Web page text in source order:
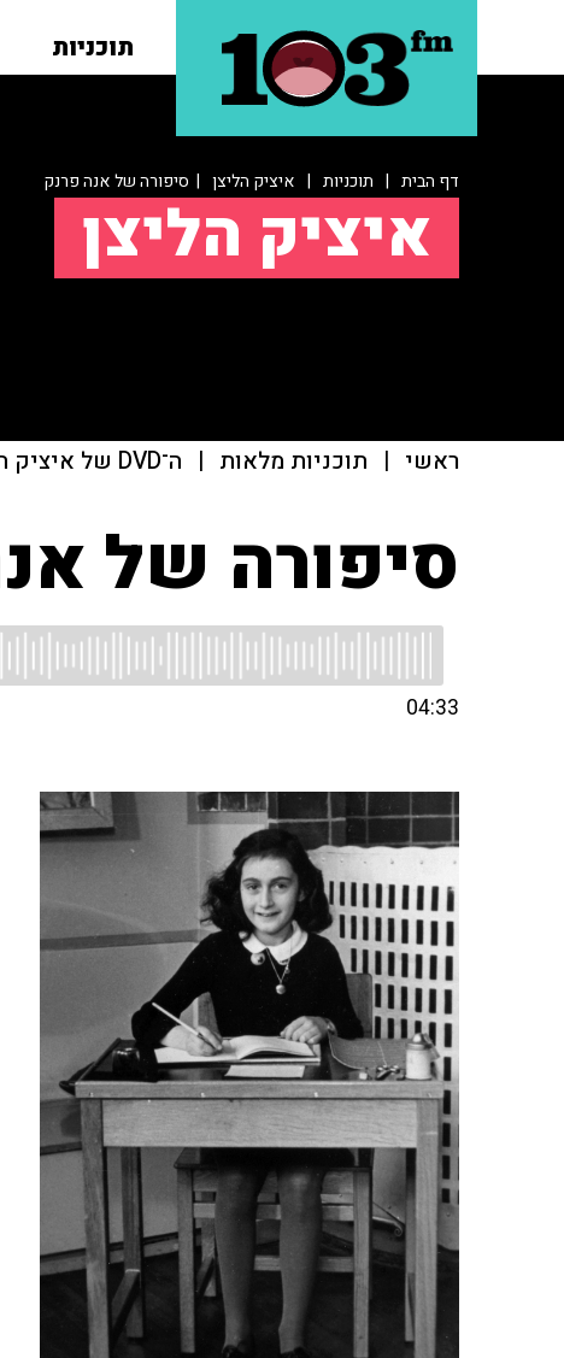
תוכניות
דף הבית | תוכניות | איציק הליצן | סיפורה של אנה פרנק
איציק הליצן
ראשי | תוכניות מלאות | ה־DVD של איציק הליצן
סיפורה של
04:33